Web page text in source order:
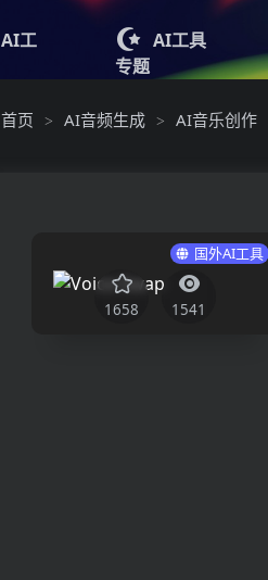
AI工
AI工具
专题
首页 > AI音频生成 > AI音乐创作
国外AI工具
1658 1541